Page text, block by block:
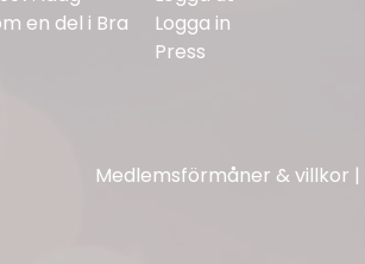
en del i Bra
Logga in
Press
Medlemsförmåner & villkor |